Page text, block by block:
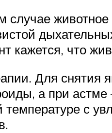
случае
кажется, что
Для снятия
а при
температуре с